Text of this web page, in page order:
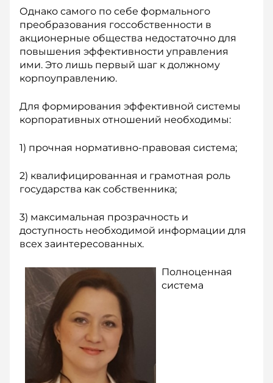
Однако самого по себе формального
преобразования госсобственности в
акционерные общества недостаточно для
повышения эффективности управления
ими. Это лишь первый шаг к должному
корпоуправлению.
Для формирования эффективной системы
корпоративных отношений необходимы:
1) прочная нормативно-правовая система;
2) квалифицированная и грамотная роль
государства как собственника;
3) максимальная прозрачность и
доступность необходимой информации для
всех заинтересованных.
Полноценная
система